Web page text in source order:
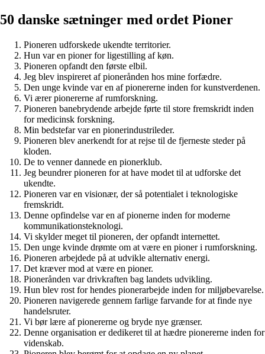
50 danske sætninger med ordet Pioner
Pioneren udforskede ukendte territorier.
Hun var en pioner for ligestilling af køn.
Pioneren opfandt den første elbil.
Jeg blev inspireret af pionerånden hos mine forfædre.
Den unge kvinde var en af pionererne inden for kunstverdenen.
Vi ærer pionererne af rumforskning.
Pioneren banebrydende arbejde førte til store fremskridt inden
for medicinsk forskning.
Min bedstefar var en pionerindustrileder.
Pioneren blev anerkendt for at rejse til de fjerneste steder på
kloden.
De to venner dannede en pionerklub.
Jeg beundrer pioneren for at have modet til at udforske det
ukendte.
Pioneren var en visionær, der så potentialet i teknologiske
fremskridt.
Denne opfindelse var en af ​​pionerne inden for moderne
kommunikationsteknologi.
Vi skylder meget til pioneren, der opfandt internettet.
Den unge kvinde drømte om at være en pioner i rumforskning.
Pioneren arbejdede på at udvikle alternativ energi.
Det kræver mod at være en pioner.
Pionerånden var drivkraften bag landets udvikling.
Hun blev rost for hendes pionerarbejde inden for miljøbevarelse.
Pioneren navigerede gennem farlige farvande for at finde nye
handelsruter.
Vi bør lære af pionererne og bryde nye grænser.
Denne organisation er dedikeret til at hædre pionererne inden for
videnskab.